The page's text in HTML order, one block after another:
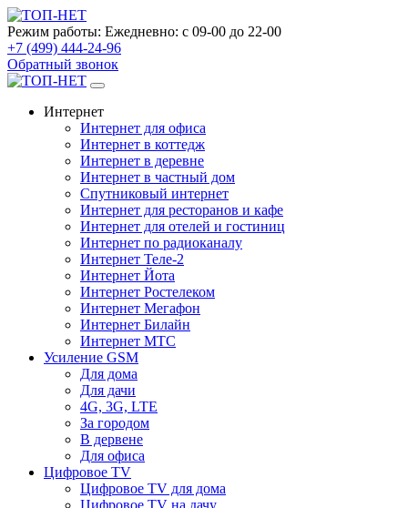
Режим работы: Ежедневно: с 09-00 до 22-00
+7 (499) 444-24-96
Обратный звонок
Интернет
Интернет для офиса
Интернет в коттедж
Интернет в деревне
Интернет в частный дом
Спутниковый интернет
Интернет для ресторанов и кафе
Интернет для отелей и гостиниц
Интернет по радиоканалу
Интернет Теле-2
Интернет Йота
Интернет Ростелеком
Интернет Мегафон
Интернет Билайн
Интернет МТС
Усиление GSM
Для дома
Для дачи
4G, 3G, LTE
За городом
В дервене
Для офиса
Цифровое TV
Цифровое TV для дома
Цифровое TV на дачу